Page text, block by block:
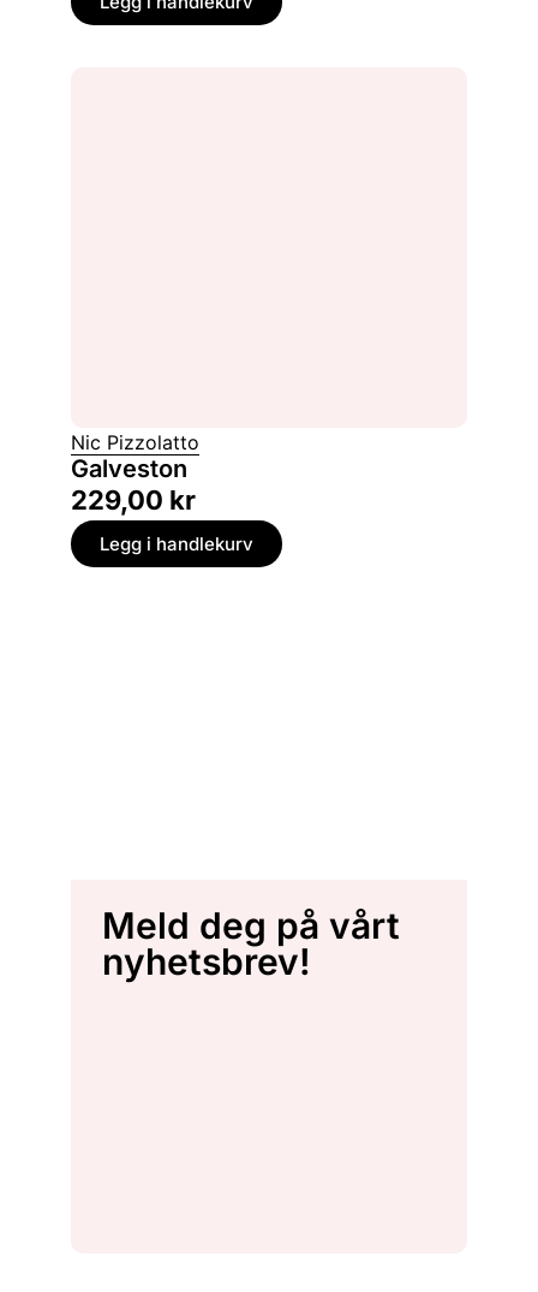
Nic Pizzolatto
Galveston
229,00 kr
Legg i handlekurv
Meld deg på vårt
nyhetsbrev!